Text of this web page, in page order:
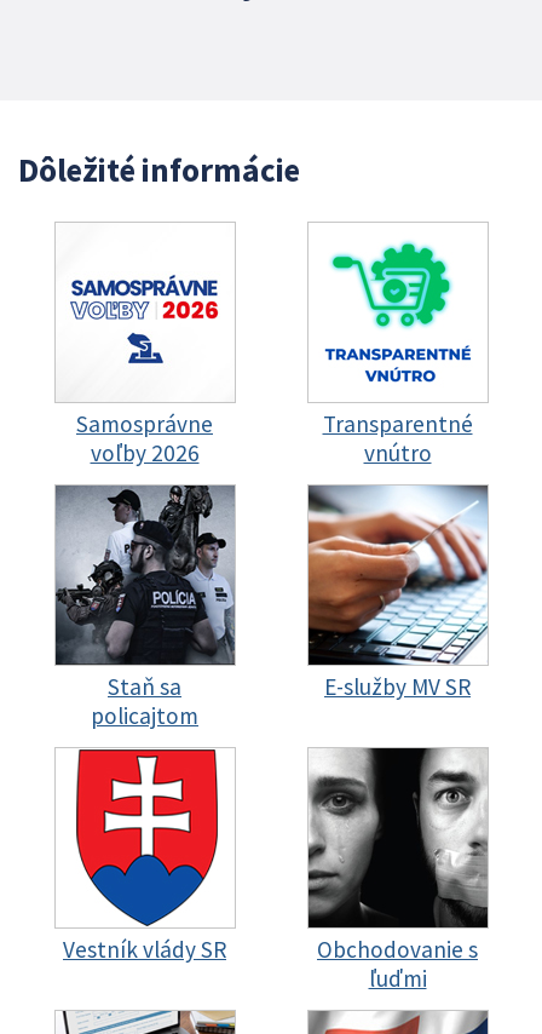
Dôležité informácie
Samosprávne
voľby 2026
Transparentné
vnútro
Staň sa
policajtom
E-služby MV SR
Vestník vlády SR
Obchodovanie s
ľuďmi